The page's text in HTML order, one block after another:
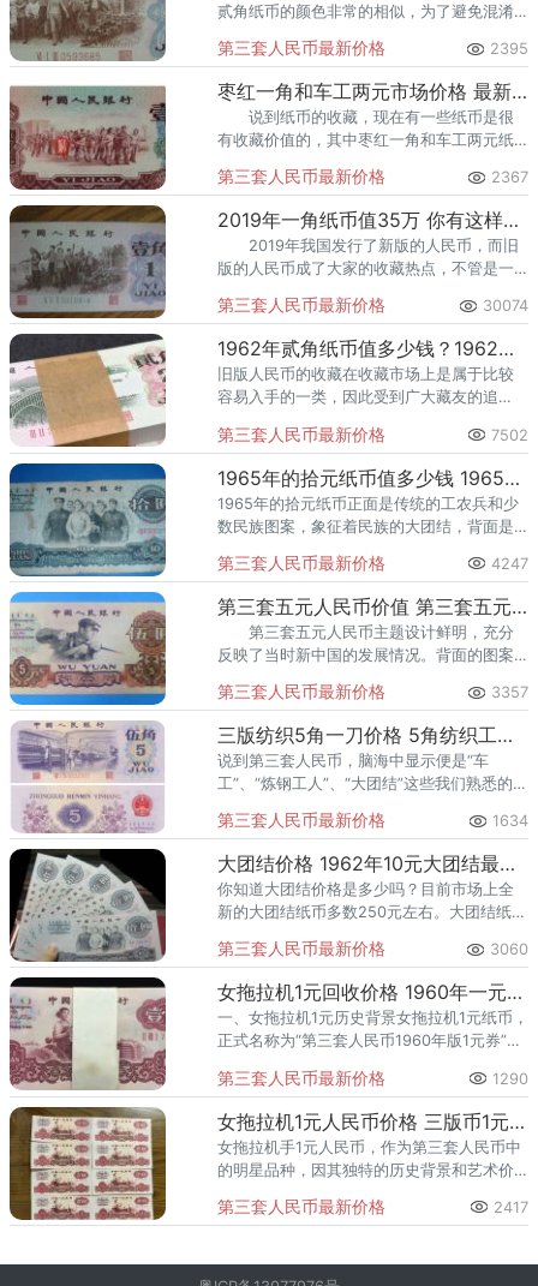
贰角纸币的颜色非常的相似，为了避免混淆
背绿水印一角的发行量是很少的，还被大家
称作币王。
第三套人民币最新价格 2395
枣红一角和车工两元市场价格 最新市场行情分析
说到纸币的收藏，现在有一些纸币是很
有收藏价值的，其中枣红一角和车工两元纸
第三套人民币最新价格 2367
2019年一角纸币值35万 你有这样的一角纸币吗
2019年我国发行了新版的人民币，而旧
版的人民币成了大家的收藏热点，不管是一
1980年10分的纸币价格飙升，但现在已经不
再是这样了。
第三套人民币最新价格 30074
1962年贰角纸币值多少钱？1962年贰角纸币价格分析
旧版人民币的收藏在收藏市场上是属于比较
容易入手的一类，因此受到广大藏友的追
比它高，与第一套和第二套就更没有可比
性，因此它有强烈的补涨需求。
第三套人民币最新价格 7502
1965年的拾元纸币值多少钱 1965年的拾元纸币价格
1965年的拾元纸币正面是传统的工农兵和少
数民族图案，象征着民族的大团结，背面是
的建筑之一，这是难得的艺术和收藏作品。
第三套人民币最新价格 4247
第三套五元人民币价值 第三套五元人民币报价
第三套五元人民币主题设计鲜明，充分
反映了当时新中国的发展情况。背面的图案
朝天的建设场景。
第三套人民币最新价格 3357
三版纺织5角一刀价格 5角纺织工人价格
说到第三套人民币，脑海中显示便是“车
工”、“炼钢工人”、“大团结”这些我们熟悉的票
价值较高的币王票券，而其他票券的关注度
与之相比存在着明
第三套人民币最新价格 1634
大团结价格 1962年10元大团结最新报价与真假鉴定
你知道大团结价格是多少吗？目前市场上全
新的大团结纸币多数250元左右。大团结纸币
着第三版人民币的逐步退出流通而停止使
用。这段长达三十
第三套人民币最新价格 3060
女拖拉机1元回收价格 1960年一元纸币值多少钱
一、女拖拉机1元历史背景女拖拉机1元纸币，
正式名称为“第三套人民币1960年版1元券”，
生背景与新中国成立后农业机械化进程密切
相关。20世纪5
第三套人民币最新价格 1290
女拖拉机1元人民币价格 三版币1元最新市场行情与价值分析
女拖拉机手1元人民币，作为第三套人民币中
的明星品种，因其独特的历史背景和艺术价
通品相的五星水印版价格约为40-60元，而稀
第三套人民币最新价格 2417